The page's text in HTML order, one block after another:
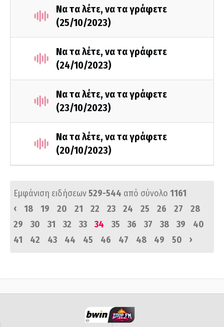
Να τα λέτε, να τα γράφετε
(25/10/2023)
Να τα λέτε, να τα γράφετε
(24/10/2023)
Να τα λέτε, να τα γράφετε
(23/10/2023)
Να τα λέτε, να τα γράφετε
(20/10/2023)
Εμφάνιση ειδήσεων529-544 από σύνολο 1161
‹
18 19 20 21 22 23 24 25 26 27
28
29
30 31 32 33 34 35 36 37 38 39
40
41
42 43 44 45 46 47 48 49 50 ›